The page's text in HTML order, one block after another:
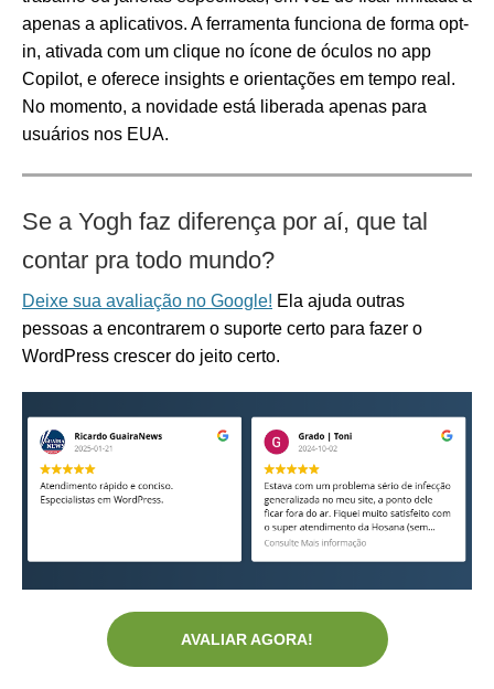
apenas a aplicativos. A ferramenta funciona de forma opt-
in, ativada com um clique no ícone de óculos no app
Copilot, e oferece insights e orientações em tempo real.
No momento, a novidade está liberada apenas para
usuários nos EUA.
Se a Yogh faz diferença por aí, que tal
contar pra todo mundo?
Deixe sua avaliação no Google! Ela ajuda outras
pessoas a encontrarem o suporte certo para fazer o
WordPress crescer do jeito certo.
AVALIAR AGORA!